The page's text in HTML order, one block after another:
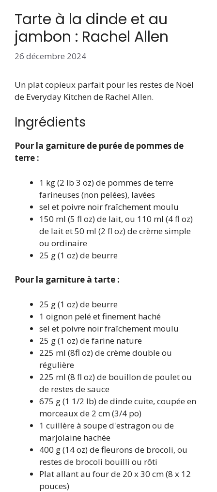
Tarte à la dinde et au
jambon : Rachel Allen
26 décembre 2024
Un plat copieux parfait pour les restes de Noël
de Everyday Kitchen de Rachel Allen.
Ingrédients
Pour la garniture de purée de pommes de
terre :
1 kg (2 lb 3 oz) de pommes de terre
farineuses (non pelées), lavées
sel et poivre noir fraîchement moulu
150 ml (5 fl oz) de lait, ou 110 ml (4 fl oz)
de lait et 50 ml (2 fl oz) de crème simple
ou ordinaire
25 g (1 oz) de beurre
Pour la garniture à tarte :
25 g (1 oz) de beurre
1 oignon pelé et finement haché
sel et poivre noir fraîchement moulu
25 g (1 oz) de farine nature
225 ml (8fl oz) de crème double ou
régulière
225 ml (8 fl oz) de bouillon de poulet ou
de restes de sauce
675 g (1 1/2 lb) de dinde cuite, coupée en
morceaux de 2 cm (3/4 po)
1 cuillère à soupe d'estragon ou de
marjolaine hachée
400 g (14 oz) de fleurons de brocoli, ou
restes de brocoli bouilli ou rôti
Plat allant au four de 20 x 30 cm (8 x 12
pouces)